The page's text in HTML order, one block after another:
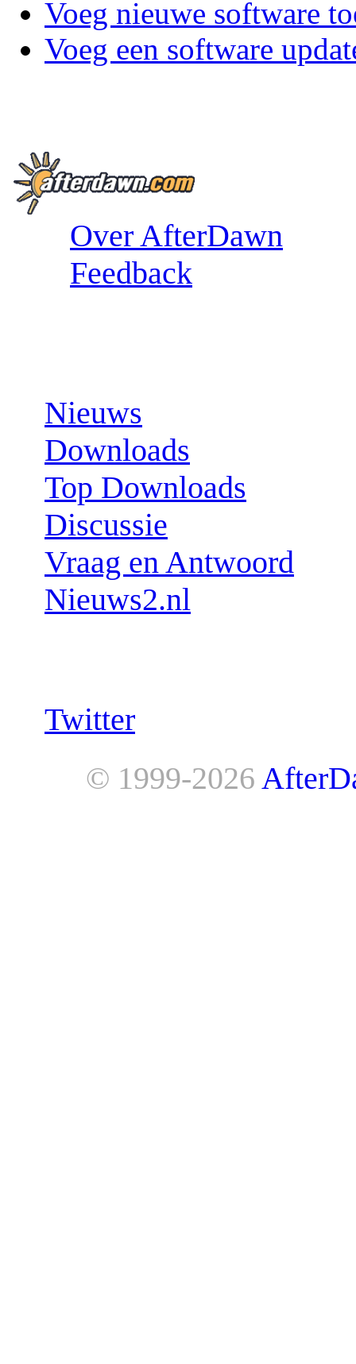
Voeg nieuwe software
Voeg een software
Over AfterDawn
Feedback
Nieuws
Downloads
Top Downloads
Discussie
Vraag en Antwoord
Nieuws2.nl
Twitter
© 1999-2026